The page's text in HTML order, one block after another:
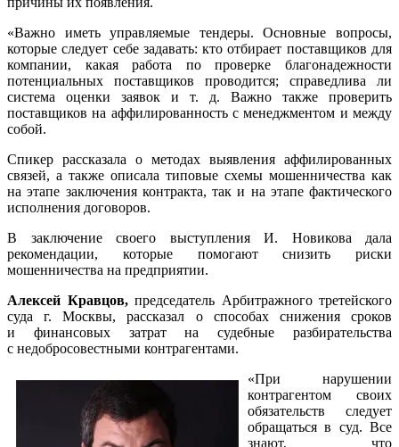
«Важно иметь управляемые тендеры. Основные вопросы,
которые следует себе задавать: кто отбирает поставщиков для
компании, какая работа по проверке благонадежности
потенциальных поставщиков проводится; справедлива ли
система оценки заявок и т. д. Важно также проверить
поставщиков на аффилированность с менеджментом и между
собой.
Спикер рассказала о методах выявления аффилированных
связей, а также описала типовые схемы мошенничества как
на этапе заключения контракта, так и на этапе фактического
исполнения договоров.
В заключение своего выступления И. Новикова дала
рекомендации, которые помогают снизить риски
мошенничества на предприятии.
Алексей Кравцов,председатель Арбитражного третейского
суда г. Москвы, рассказал о способах снижения сроков
и финансовых затрат на судебные разбирательства
с недобросовестными контрагентами.
«При нарушении
контрагентом своих
обязательств следует
обращаться в суд. Все
знают, что